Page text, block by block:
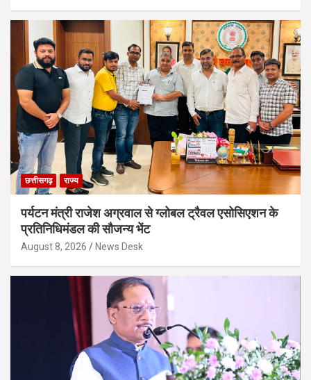
छत्तीसगढ़ राज्य
पर्यटन मंत्री राजेश अग्रवाल से ग्लोबल ट्रैवल एसोसिएशन के
प्रतिनिधिमंडल की सौजन्य भेंट
August 8, 2026 News Desk